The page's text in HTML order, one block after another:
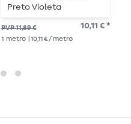
Preto Violeta
PVP 11,89 € 10,11 € *
1 metro | 10,11 € / metro